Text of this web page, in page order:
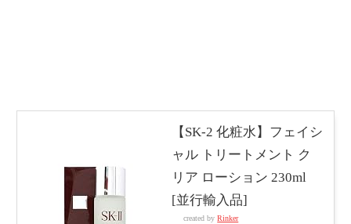
【SK-2 化粧水】フェイシ
ャル トリートメント ク
リア ローション 230ml
[並行輸入品]
created byRinker